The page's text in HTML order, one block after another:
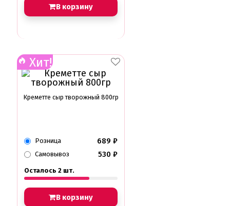
В корзину
Хит!
Креметте сыр творожный 800гр
Розница 689 ₽
Самовывоз 530 ₽
Осталось 2 шт.
В корзину